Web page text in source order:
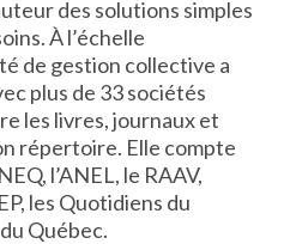
des solutions simples
À l’échelle
de gestion collective a
plus de 33 sociétés
les livres, journaux et
répertoire. Elle compte
l’ANEL, le RAAV,
les Quotidiens du
Québec.